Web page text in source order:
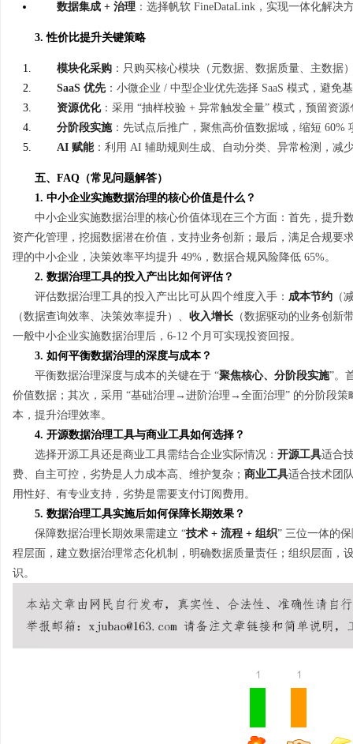
数据集成 + 治理 ：选择帆软 FineDataLink，实现一体化解决
3. 性价比提升关键策略
模块化采购 ：只购买核心模块（元数据、数据质量、主数据
SaaS 优先：小微企业 / 中型企业优先选择 SaaS 模式，避免
资源优化：采用 “抽样校验 + 异常触发全量” 模式，预留资
分阶段实施：先试点后推广，聚焦高价值数据域，缩短 60%
AI 赋能：利用 AI 辅助规则生成、自动分类、异常检测，减
五、FAQ（常见问题解答）
1. 中小企业实施数据治理的核心价值是什么？
中小企业实施数据治理的核心价值体现在三个方面：首先，提升
资产化管理，挖掘数据潜在价值，支持业务创新；最后，满足合规
理的中小企业，决策效率平均提升 49%，数据合规风险降低 65%。
2. 数据治理工具的投入产出比如何评估？
评估数据治理工具的投入产出比可从四个维度入手： 成本节约 （
（数据查询效率、决策效率提升）、 收入增长 （数据驱动的业务创新
一般中小企业实施数据治理后，6-12 个月可实现投资回报。
3. 如何平衡数据治理的深度与成本？
平衡数据治理深度与成本的关键在于 “聚焦核心、分阶段实施”。
价值数据；其次，采用 “基础治理→进阶治理→全面治理” 的分阶段
本，提升治理效率。
4. 开源数据治理工具与商业工具如何选择？
选择开源工具还是商业工具需结合企业实际情况： 开源工具适合
费、自主可控，劣势是人力成本高、维护复杂； 商业工具适合技术团
用性好、有专业支持，劣势是需要支付订阅费用。
5. 数据治理工具实施后如何保障长期效果？
保障数据治理长期效果需建立 “技术 + 流程 + 组织” 三位一体的
程层面，建立数据治理常态化机制，明确数据质量责任；组织层面
识。
1 1